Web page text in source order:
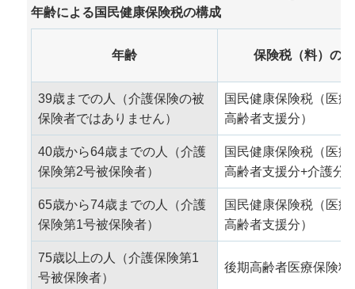
年齢による国民健康保険税の構成
年齢 保険税（料）の
39歳までの人（介護保険の被
保険者ではありません）
国民健康保険税（医療
高齢者支援分）
40歳から64歳までの人（介護
保険第2号被保険者）
国民健康保険税（医療
高齢者支援分+介護分
65歳から74歳までの人（介護
保険第1号被保険者）
国民健康保険税（医療
高齢者支援分）
75歳以上の人（介護保険第1
号被保険者）
後期高齢者医療保険料